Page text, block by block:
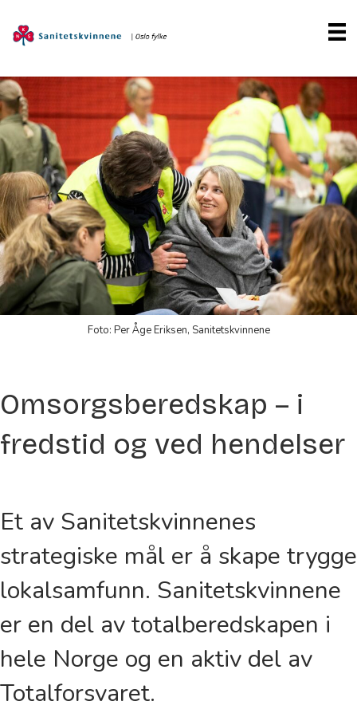
Foto: Per Åge Eriksen, Sanitetskvinnene
Omsorgs­beredskap – i
fredstid og ved hendelser
Et av Sanitetskvinnenes
strategiske mål er å skape trygge
lokalsamfunn. Sanitetskvinnene
er en del av total­beredskapen i
hele Norge og en aktiv del av
Totalforsvaret.